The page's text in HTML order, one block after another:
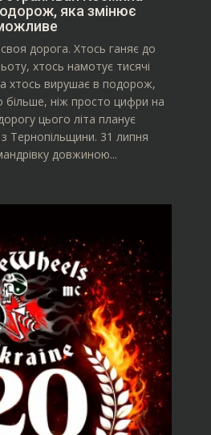
яка змінює
дорога. Хтось ганяє до
хтось намотує тисячі
хтось вирушає в подорож,
більше, ніж просто цифри на
цього літа планує
Тернопільщини. 31 липня
довжиною...